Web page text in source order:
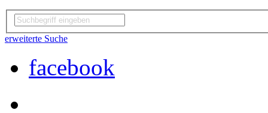
erweiterte Suche
facebook